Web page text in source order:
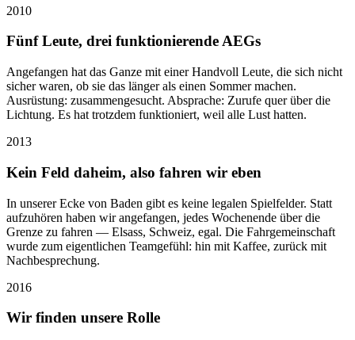
2010
Fünf Leute, drei funktionierende AEGs
Angefangen hat das Ganze mit einer Handvoll Leute, die sich nicht
sicher waren, ob sie das länger als einen Sommer machen.
Ausrüstung: zusammengesucht. Absprache: Zurufe quer über die
Lichtung. Es hat trotzdem funktioniert, weil alle Lust hatten.
2013
Kein Feld daheim, also fahren wir eben
In unserer Ecke von Baden gibt es keine legalen Spielfelder. Statt
aufzuhören haben wir angefangen, jedes Wochenende über die
Grenze zu fahren — Elsass, Schweiz, egal. Die Fahrgemeinschaft
wurde zum eigentlichen Teamgefühl: hin mit Kaffee, zurück mit
Nachbesprechung.
2016
Wir finden unsere Rolle